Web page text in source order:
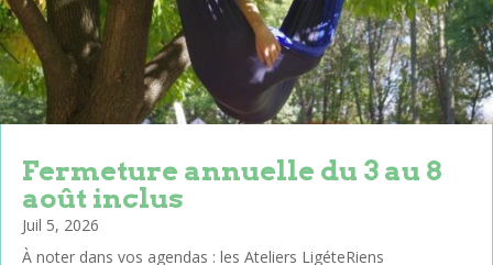
Fermeture annuelle du 3 au 8
août inclus
Juil 5, 2026
À noter dans vos agendas : les Ateliers LigéteRiens